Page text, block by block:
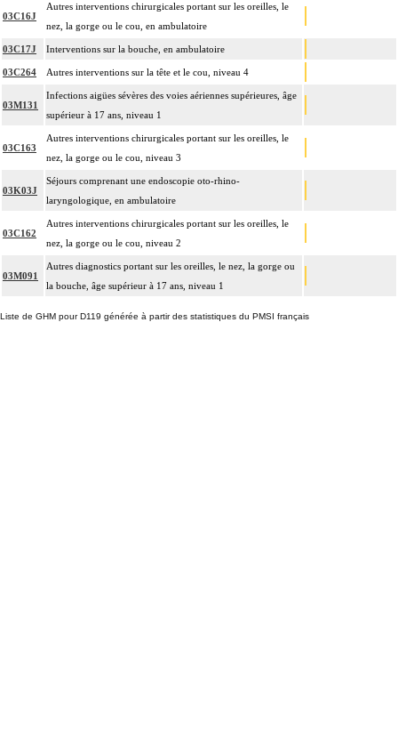
03C16J
Autres interventions chirurgicales portant sur les oreilles, le
nez, la gorge ou le cou, en ambulatoire
03C17J Interventions sur la bouche, en ambulatoire
03C264 Autres interventions sur la tête et le cou, niveau 4
03M131
Infections aigües sévères des voies aériennes supérieures, âge
supérieur à 17 ans, niveau 1
03C163
Autres interventions chirurgicales portant sur les oreilles, le
nez, la gorge ou le cou, niveau 3
03K03J
Séjours comprenant une endoscopie oto-rhino-
laryngologique, en ambulatoire
03C162
Autres interventions chirurgicales portant sur les oreilles, le
nez, la gorge ou le cou, niveau 2
03M091
Autres diagnostics portant sur les oreilles, le nez, la gorge ou
la bouche, âge supérieur à 17 ans, niveau 1
Liste de GHM pour D119 générée à partir des statistiques du PMSI français